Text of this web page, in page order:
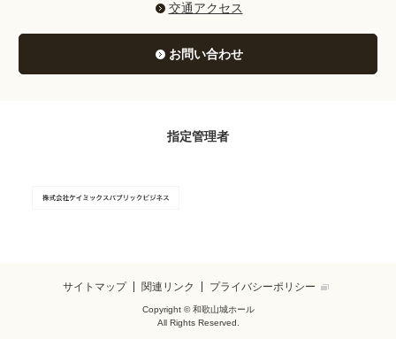
交通アクセス
お問い合わせ
指定管理者
サイトマップ 関連リンク プライバシーポリシー
Copyright © 和歌山城ホール
All Rights Reserved.